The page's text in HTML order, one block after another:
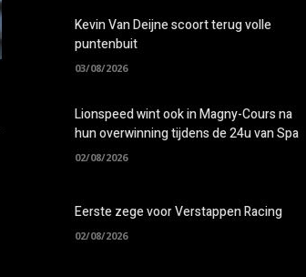
Kevin Van Deijne scoort terug volle
puntenbuit
03/08/2026
Lionspeed wint ook in Magny-Cours na
hun overwinning tijdens de 24u van Spa
02/08/2026
Eerste zege voor Verstappen Racing
02/08/2026